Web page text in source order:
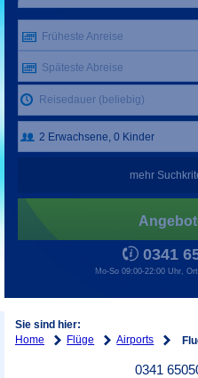
Früheste Anreise
Späteste Abreise
Reisedauer (beliebig)
mehr
0341
Mo-So 09:00-22:00 Uhr,
Sie sind hier:
Home
Flüge Airports
0341